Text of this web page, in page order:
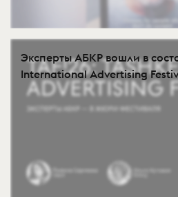
Эксперты АБКР вошли в
International Advertising